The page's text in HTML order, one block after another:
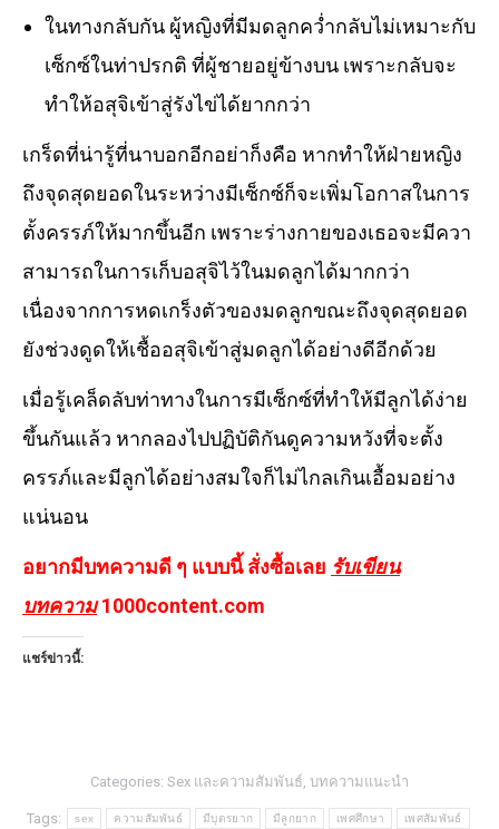
ในทางกลับกัน ผู้หญิงที่มีมดลูกคว่ำกลับไม่เหมาะกับ
เซ็กซ์ในท่าปรกติ ที่ผู้ชายอยู่ข้างบน เพราะกลับจะ
ทำให้อสุจิเข้าสู่รังไข่ได้ยากกว่า
เกร็ดที่น่ารู้ที่นาบอกอีกอย่าก็งคือ หากทำให้ฝ่ายหญิง
ถึงจุดสุดยอดในระหว่างมีเซ็กซ์ก็จะเพิ่มโอกาสในการ
ตั้งครรภ์ให้มากขึ้นอีก เพราะร่างกายของเธอจะมีควา
สามารถในการเก็บอสุจิไว้ในมดลูกได้มากกว่า
เนื่องจากการหดเกร็งตัวของมดลูกขณะถึงจุดสุดยอด
ยังช่วงดูดให้เชื้ออสุจิเข้าสู่มดลูกได้อย่างดีอีกด้วย
เมื่อรู้เคล็ดลับท่าทางในการมีเซ็กซ์ที่ทำให้มีลูกได้ง่าย
ขึ้นกันแล้ว หากลองไปปฏิบัติกันดูความหวังที่จะตั้ง
ครรภ์และมีลูกได้อย่างสมใจก็ไม่ไกลเกินเอื้อมอย่าง
แน่นอน
อยากมีบทความดี ๆ แบบนี้ สั่งซื้อเลย รับเขียน
บทความ1000content.com
แชร์ข่าวนี้:
Categories: Sex และความสัมพันธ์, บทความแนะนำ
Tags: sex ความสัมพันธ์ มีบุตรยาก มีลูกยาก เพศศึกษา เพศสัมพันธ์